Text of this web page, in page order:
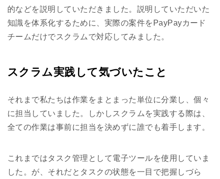
的などを説明していただきました。説明していただいた
知識を体系化するために、実際の案件をPayPayカード
チームだけでスクラムで対応してみました。
スクラム実践して気づいたこと
それまで私たちは作業をまとまった単位に分業し、個々
に担当していました。しかしスクラムを実践する際は、
全ての作業は事前に担当を決めずに誰でも着手します。
これまではタスク管理として電子ツールを使用していま
した。が、それだとタスクの状態を一目で把握しづら